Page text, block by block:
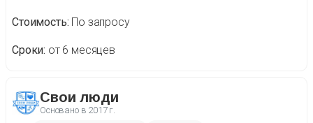
Стоимость По запросу
Сроки от 6 месяцев
Свои люди
Основано в 2017 г.